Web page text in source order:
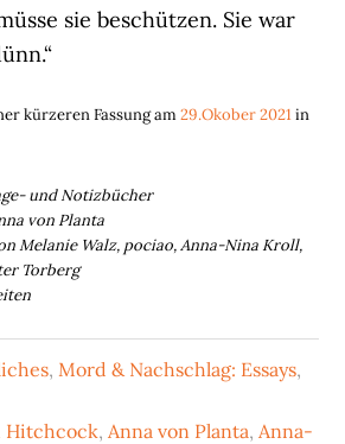
sie beschützen. Sie war
kürzeren Fassung am29.Okober 2021in
und Notizbücher
von Planta
Melanie Walz, pociao, Anna-Nina Kroll,
Torberg
, Mord & Nachschlag: Essays,
Hitchcock, Anna von Planta, Anna-